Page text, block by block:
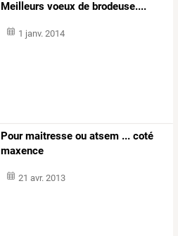
Meilleurs voeux de brodeuse....
1 janv. 2014
Pour maitresse ou atsem ... coté
maxence
21 avr. 2013